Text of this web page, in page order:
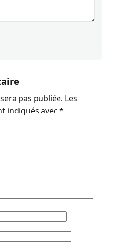
pas publiée. Les
indiqués avec *